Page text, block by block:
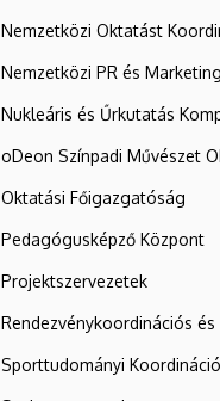
Nemzetközi Oktatást
Nemzetközi PR és
Nukleáris és Űrkutatás
oDeon Színpadi Művészet
Oktatási Főigazgatóság
Pedagógusképző Központ
Projektszervezetek
Rendezvénykoordinációs
Sporttudományi